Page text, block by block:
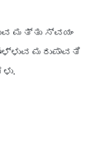
ಮತ್ತು ಸ್ವಯಂ
ಮರುಪಾವತಿ